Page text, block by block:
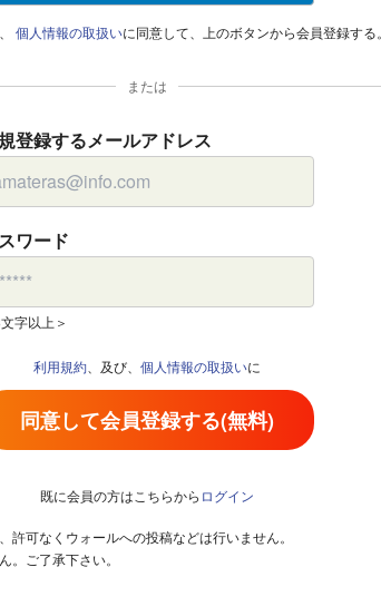
個人情報の取扱いに同意して、上のボタンから会員登録する。
または
登録するメールアドレス
ワード
字以上＞
利用規約 、及び、 個人情報の取扱いに
同意して会員登録する(無料)
既に会員の方はこちらから ログイン
可なくウォールへの投稿などは行いません。
ご了承下さい。